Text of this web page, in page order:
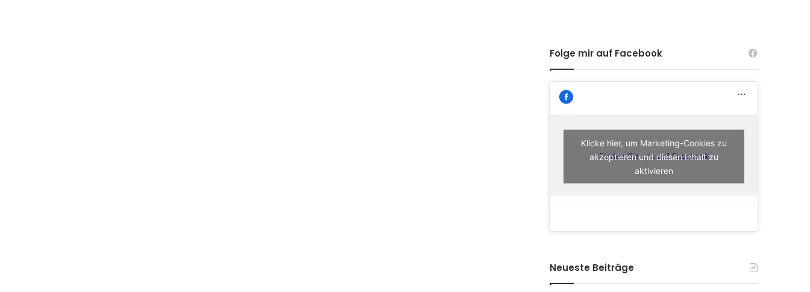
Folge mir auf Facebook
Finden Sie uns auf Facebook
Klicke hier, um Marketing-Cookies zu
akzeptieren und diesen Inhalt zu
aktivieren
Neueste Beiträge